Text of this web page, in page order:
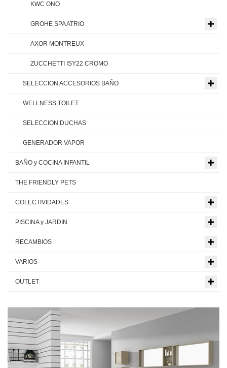
KWC ONO
GROHE SPA ATRIO
AXOR MONTREUX
ZUCCHETTI ISY22 CROMO
SELECCION ACCESORIOS BAÑO
WELLNESS TOILET
SELECCION DUCHAS
GENERADOR VAPOR
BAÑO y COCINA INFANTIL
THE FRIENDLY PETS
COLECTIVIDADES
PISCINA y JARDIN
RECAMBIOS
VARIOS
OUTLET